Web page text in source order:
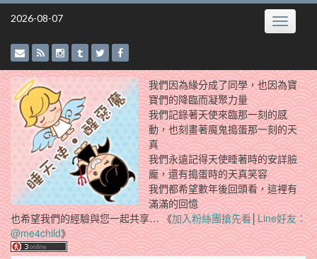
Skip
2026-08-07 Toggle
我們因為緣分成了同學，也因為寶
寶們的降臨而凝聚力量
我們記錄著天使來臨那一刻的感
動，也刻畫著魔鬼搗蛋那一刻的天
真
我們永遠記得天使睡著時的安詳臉
龐，還有搗蛋時的天真笑容
我們都希望數年後回頭看，這裡有
滿滿的回憶
也希望我們的經驗與您一起共享… 《加入粉絲團搶先看│Line好友：
@me4child》